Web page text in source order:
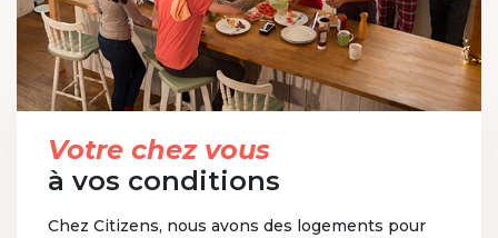
Votre chez vous
à vos conditions
Chez Citizens, nous avons des logements pour